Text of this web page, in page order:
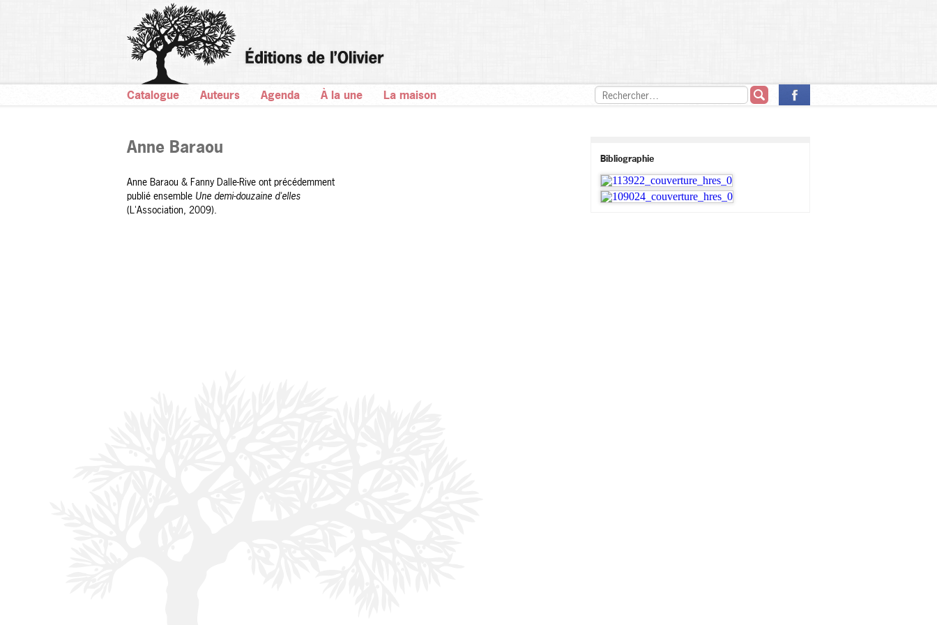
Catalogue Auteurs Agenda À la une La maison
Bibliographie
Anne Baraou
Anne Baraou & Fanny Dalle-Rive ont précédemment
publié ensemble Une demi-douzaine d'elles
(L'Association, 2009).